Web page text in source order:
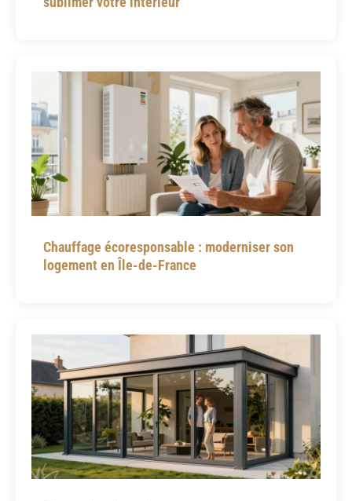
Chauffage écoresponsable : moderniser son
logement en Île-de-France